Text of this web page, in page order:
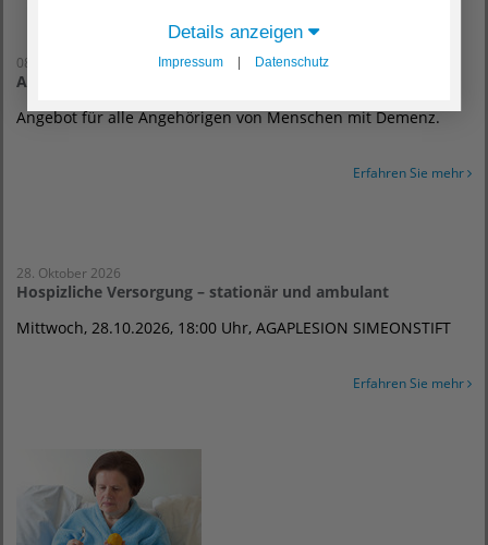
08. Oktober 2026
Angehörigengesprächskreis - Was ist mit mir?
Angebot für alle Angehörigen von Menschen mit Demenz.
Erfahren Sie mehr
28. Oktober 2026
Hospizliche Versorgung – stationär und ambulant
Mittwoch, 28.10.2026, 18:00 Uhr, AGAPLESION SIMEONSTIFT
Erfahren Sie mehr
Details anzeigen
Impressum Datenschutz